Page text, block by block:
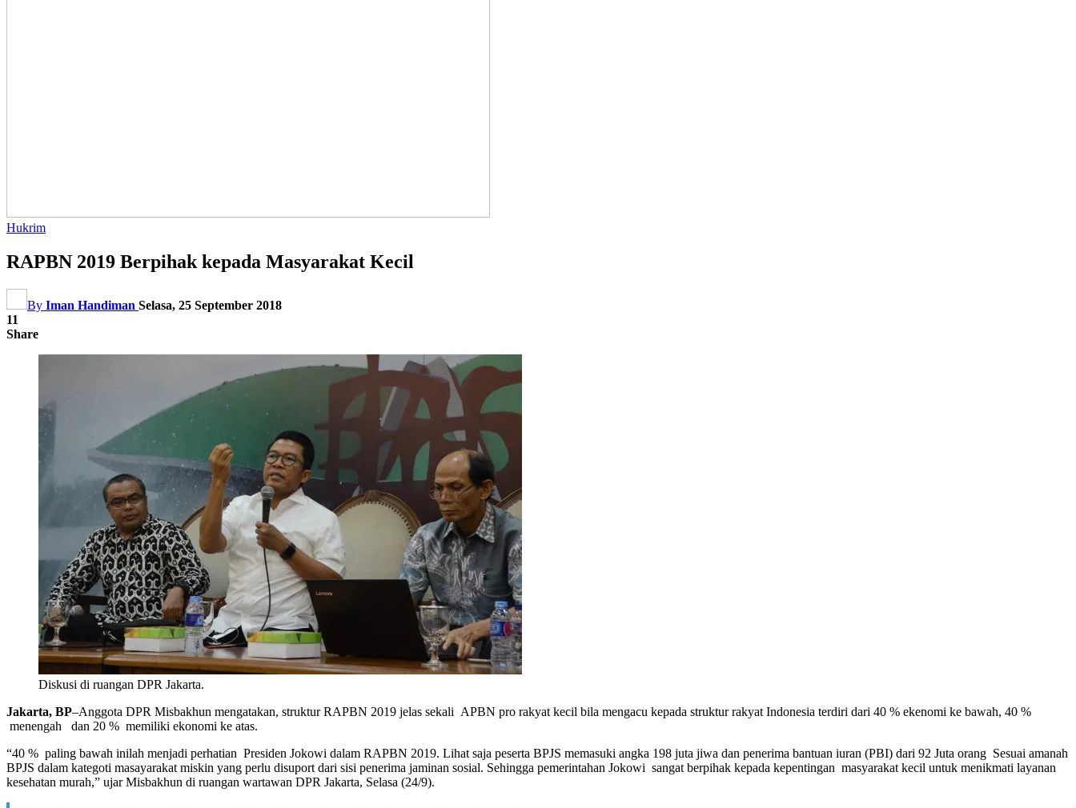
Hukrim
RAPBN 2019 Berpihak kepada Masyarakat Kecil
By Iman Handiman Selasa, 25 September 2018
11
Share
Diskusi di ruangan DPR Jakarta.
Jakarta, BP–Anggota DPR Misbakhun mengatakan, struktur RAPBN 2019 jelas sekali APBN pro rakyat kecil bila mengacu kepada struktur rakyat Indonesia terdiri dari 40 % ekenomi ke bawah, 40 %
menengah dan 20 % memiliki ekonomi ke atas.
“40 % paling bawah inilah menjadi perhatian Presiden Jokowi dalam RAPBN 2019. Lihat saja peserta BPJS memasuki angka 198 juta jiwa dan penerima bantuan iuran (PBI) dari 92 Juta orang Sesuai amanah
BPJS dalam kategoti masayarakat miskin yang perlu disuport dari sisi penerima jaminan sosial. Sehingga pemerintahan Jokowi sangat berpihak kepada kepentingan masyarakat kecil untuk menikmati layanan
kesehatan murah,” ujar Misbakhun di ruangan wartawan DPR Jakarta, Selasa (24/9).